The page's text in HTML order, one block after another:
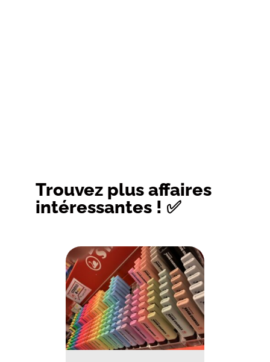
Trouvez plus affaires
intéressantes ! ✅